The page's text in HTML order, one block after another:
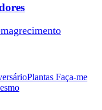
Plantas Faça-me